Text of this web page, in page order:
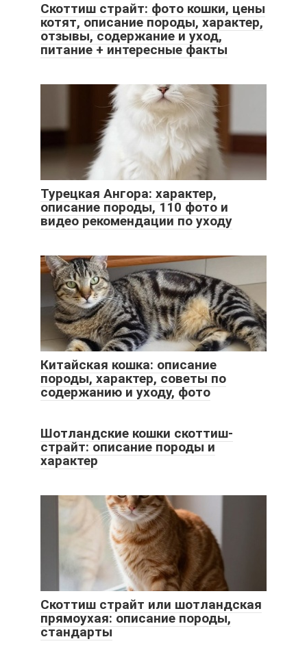
Скоттиш страйт: фото кошки, цены
котят, описание породы, характер,
отзывы, содержание и уход,
питание + интересные факты
Турецкая Ангора: характер,
описание породы, 110 фото и
видео рекомендации по уходу
Китайская кошка: описание
породы, характер, советы по
содержанию и уходу, фото
Шотландские кошки скоттиш-
страйт: описание породы и
характер
Скоттиш страйт или шотландская
прямоухая: описание породы,
стандарты